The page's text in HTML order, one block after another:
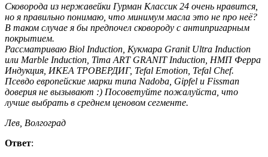
Сковорода из нержавейки Гурман Классик 24 очень нравится,
но я правильно понимаю, что минимум масла это не про неё?
В таком случае я бы предпочел сковороду с антипригарным
покрытием.
Рассматриваю Biol Induction, Кукмара Granit Ultra Induction
или Marble Induction, Tima ART GRANIT Induction, НМП Ферра
Индукция, ИКЕА ТРОВЕРДИГ, Tefal Emotion, Tefal Chef.
Псевдо европейские марки типа Nadoba, Gipfel и Fissman
доверия не вызывают :) Посоветуйте пожалуйста, что
лучше выбрать в среднем ценовом сегменте.
Лев, Волгоград
Ответ: